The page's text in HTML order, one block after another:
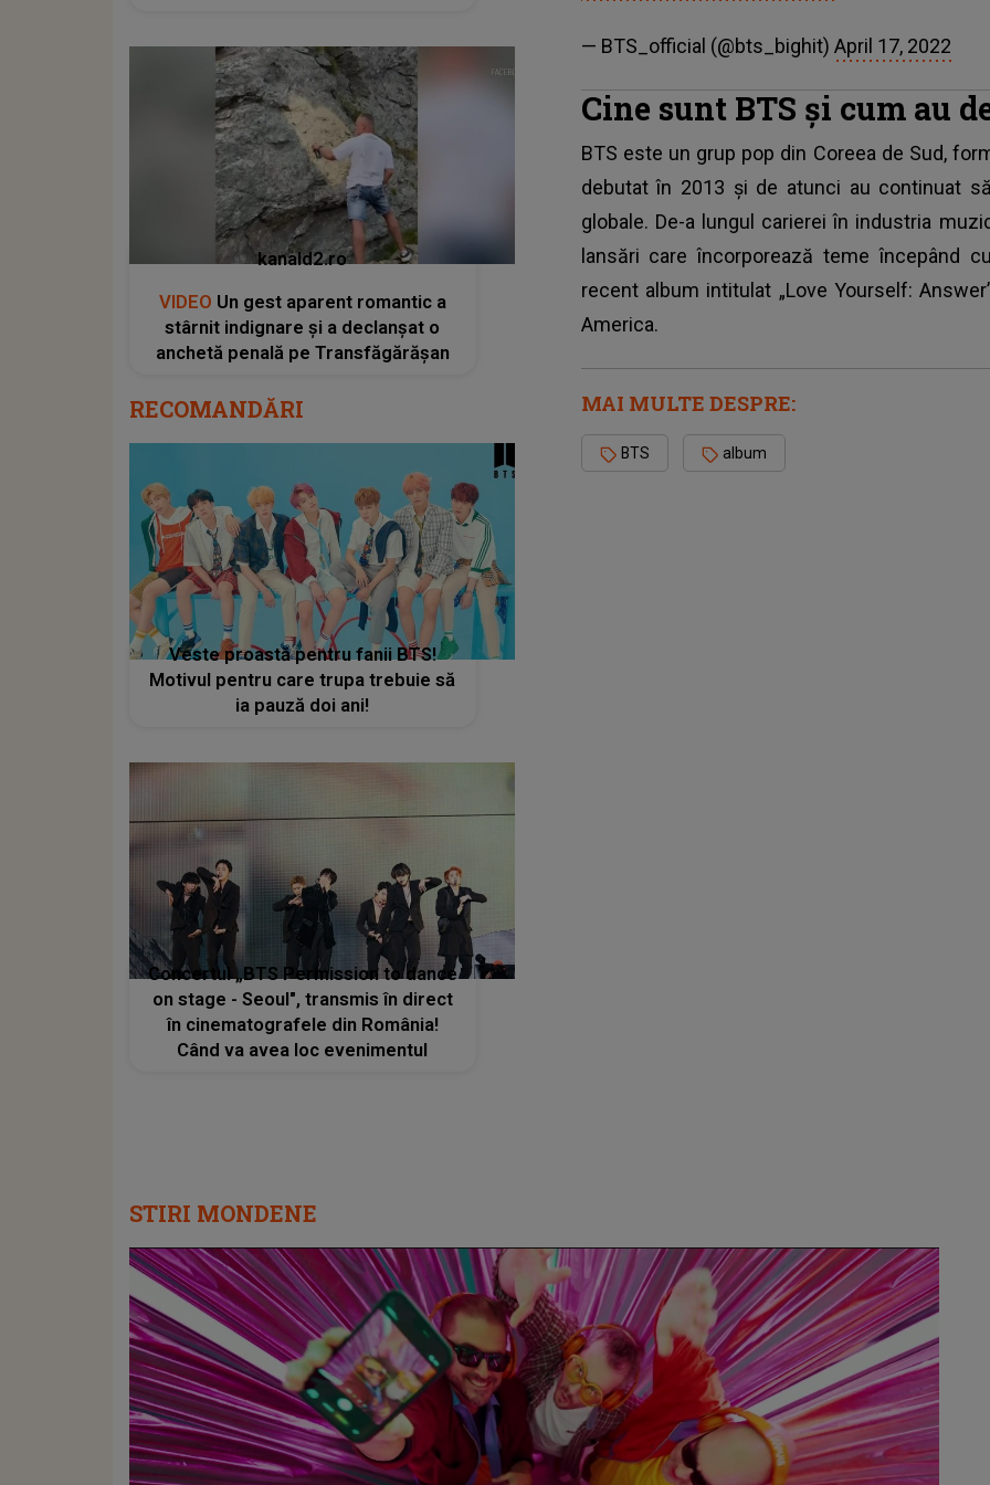
— BTS_official (@bts_bighit) April 17, 2022
Cine sunt BTS și cum au
BTS este un grup pop din Coreea de Sud,
debutat în 2013 și de atunci au continuat
globale. De-a lungul carierei în industria
lansări care încorporează teme începând
recent album intitulat „Love Yourself:
America.
MAI MULTE DESPRE:
BTS album
kanald2.ro
VIDEO Un gest aparent romantic a
stârnit indignare și a declanșat o
anchetă penală pe Transfăgărășan
RECOMANDĂRI
Veste proastă pentru fanii BTS!
Motivul pentru care trupa trebuie să
ia pauză doi ani!
Concertul „BTS Permission to dance
on stage - Seoul", transmis în direct
în cinematografele din România!
Când va avea loc evenimentul
STIRI MONDENE